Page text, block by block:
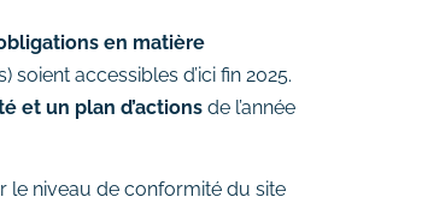
en matière
accessibles d’ici fin 2025.
et un plan d’actions de l’année
le niveau de conformité du site